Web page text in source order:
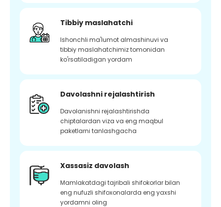
Tibbiy maslahatchi
Ishonchli ma'lumot almashinuvi va
tibbiy maslahatchimiz tomonidan
ko'rsatiladigan yordam
Davolashni rejalashtirish
Davolanishni rejalashtirishda
chiptalardan viza va eng maqbul
paketlarni tanlashgacha
Xassasiz davolash
Mamlakatdagi tajribali shifokorlar bilan
eng nufuzli shifoxonalarda eng yaxshi
yordamni oling